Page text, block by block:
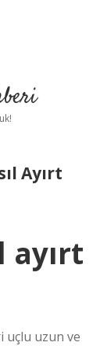
Ayırt
ayırt
uçlu uzun ve